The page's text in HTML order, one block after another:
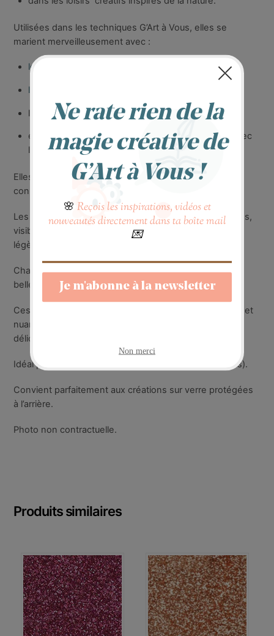
Utilisées dans les techniques G’Art à Vous, elles se
marient merveilleusement avec :
les peintures émaillées
les pochoirs
les serviettes décoratives G’Art à Vous
et peuvent être collées directement sur le verre avec
le vernis-colle G’Art à Vous.
Elles invitent à ralentir, observer, choisir… et créer en
conscience.
Les fleurs sont proposées en différents coloris et styles,
visibles sur les photos (ton naturel,doux, parfois
légèrement teintés).
Chaque lot est sélectionné avec soin pour garantir une
belle harmonie visuelle.
Ces fleurs sont naturelles et séchées aussi les formes et
nuances peuvent légèrement varier. A manipuler avec
délicatesse.
Idéal pour des créations décoratives (non alimentaires).
Convient parfaitement aux créations sur verre protégées
à l’arrière.
Photo non contractuelle.
Produits similaires